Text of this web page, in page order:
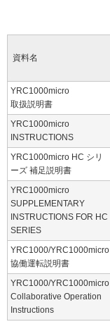
資料名
YRC1000micro
取扱説明書
YRC1000micro
INSTRUCTIONS
YRC1000micro HC シリ
ーズ 補足説明書
YRC1000micro
SUPPLEMENTARY
INSTRUCTIONS FOR HC
SERIES
YRC1000/YRC1000micro
協働運転説明書
YRC1000/YRC1000micro
Collaborative Operation
Instructions